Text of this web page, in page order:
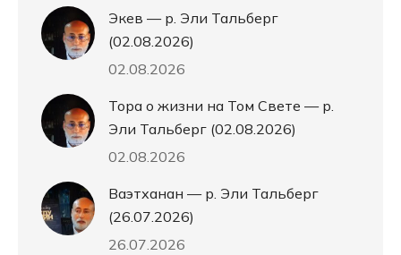
Экев — р. Эли Тальберг
(02.08.2026)
02.08.2026
Тора о жизни на Том Свете — р.
Эли Тальберг (02.08.2026)
02.08.2026
Ваэтханан — р. Эли Тальберг
(26.07.2026)
26.07.2026